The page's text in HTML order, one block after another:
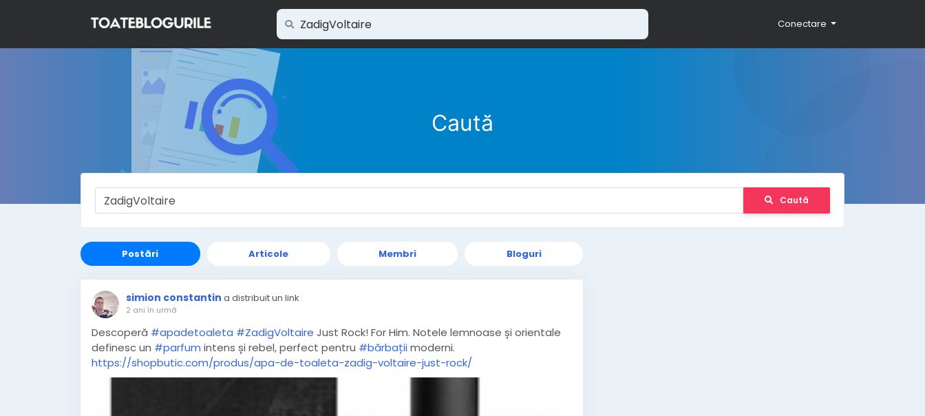
Conectare
Caută
Caută
Postări Articole Membri Bloguri
simion constantin a distribuit un link
2 ani în urmă
Descoperă #apadetoaleta #ZadigVoltaire Just Rock! For Him. Notele lemnoase și orientale
definesc un #parfum intens și rebel, perfect pentru #bărbații moderni.
https://shopbutic.com/produs/apa-de-toaleta-zadig-voltaire-just-rock/